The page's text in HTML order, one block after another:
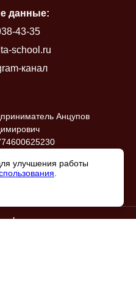
канал
43-35
данные:
school.ru
Анцупов
Калмыкия
д.9 к.2 кв.11
оферта
улучшения работы